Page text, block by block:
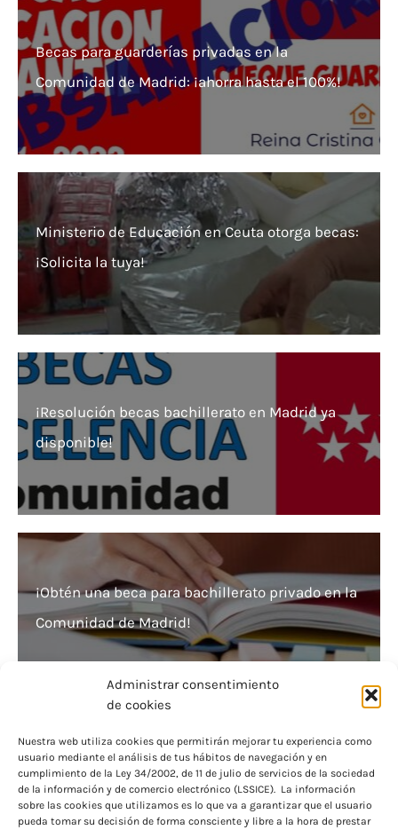
Administrar consentimiento
de cookies
Nuestra web utiliza cookies que permitirán mejorar tu experiencia como
usuario mediante el análisis de tus hábitos de navegación y en
cumplimiento de la Ley 34/2002, de 11 de julio de servicios de la sociedad
de la información y de comercio electrónico (LSSICE). La información
sobre las cookies que utilizamos es lo que va a garantizar que el usuario
pueda tomar su decisión de forma consciente y libre a la hora de prestar
Becas para guarderías privadas en la
Comunidad de Madrid: ¡ahorra hasta el 100%!
Ministerio de Educación en Ceuta otorga becas:
¡Solicita la tuya!
¡Resolución becas bachillerato en Madrid ya
disponible!
¡Obtén una beca para bachillerato privado en la
Comunidad de Madrid!
¡Gana experiencia y dinero! Becas de
colaboración UCM disponibles